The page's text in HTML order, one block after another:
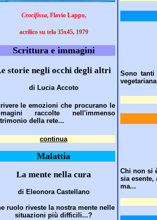
Crocifissa, Flavio Lappo,
acrilico su tela 35x45, 1979
Scrittura e immagini
storie negli occhi degli altri
di Lucia Accoto
le emozioni che procurano le
raccolte nell'immenso
della rete...
continua
Malattia
La mente nella cura
di Eleonora Castellano
ruolo riveste la nostra mente nelle
situazioni più difficili...?
Sono tanti
Chi non si
sia esente,
ma...